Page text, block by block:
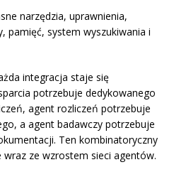
narzędzia, uprawnienia,
pamięć, system wyszukiwania i
integracja staje się
potrzebuje dedykowanego
agent rozliczeń potrzebuje
a agent badawczy potrzebuje
Ten kombinatoryczny
ze wzrostem sieci agentów.